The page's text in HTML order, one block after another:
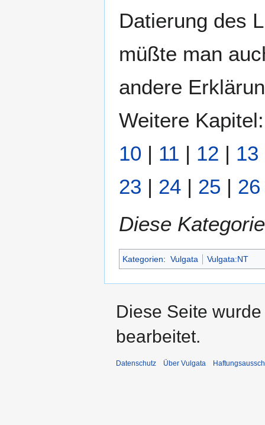
Datierung des
müßte man
andere
Weitere
10 | 11 | 12 | 13
23 | 24 | 25 | 26
Diese
Kategorien: Vulgata Vulgata:NT
Diese Seite
bearbeitet.
Datenschutz Über Vulgata